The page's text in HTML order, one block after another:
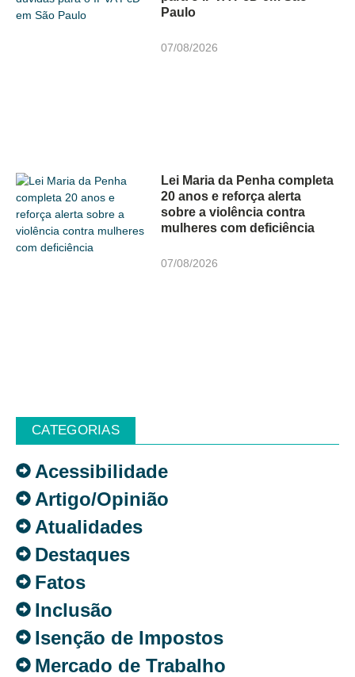
Paulo
07/08/2026
Lei Maria da Penha completa
20 anos e reforça alerta
sobre a violência contra
mulheres com deficiência
07/08/2026
CATEGORIAS
Acessibilidade
Artigo/Opinião
Atualidades
Destaques
Fatos
Inclusão
Isenção de Impostos
Mercado de Trabalho